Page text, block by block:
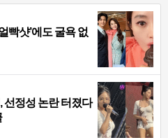
빡샷’에도 굴욕 없
정성 논란 터졌다